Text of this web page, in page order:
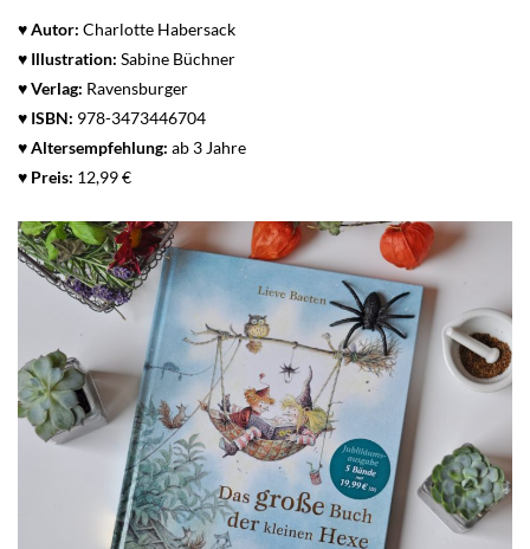
♥ Autor: Charlotte Habersack
♥ Illustration: Sabine Büchner
♥ Verlag: Ravensburger
♥ ISBN: 978-3473446704
♥Altersempfehlung: ab 3 Jahre
♥ Preis: 12,99 €